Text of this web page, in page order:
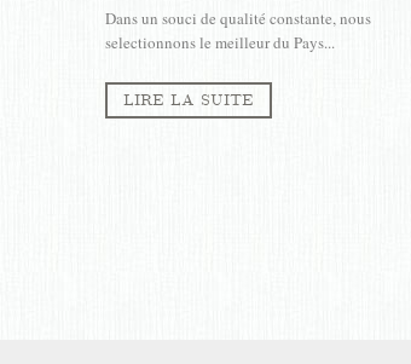
Dans un souci de qualité constante, nous
selectionnons le meilleur du Pays...
LIRE LA SUITE